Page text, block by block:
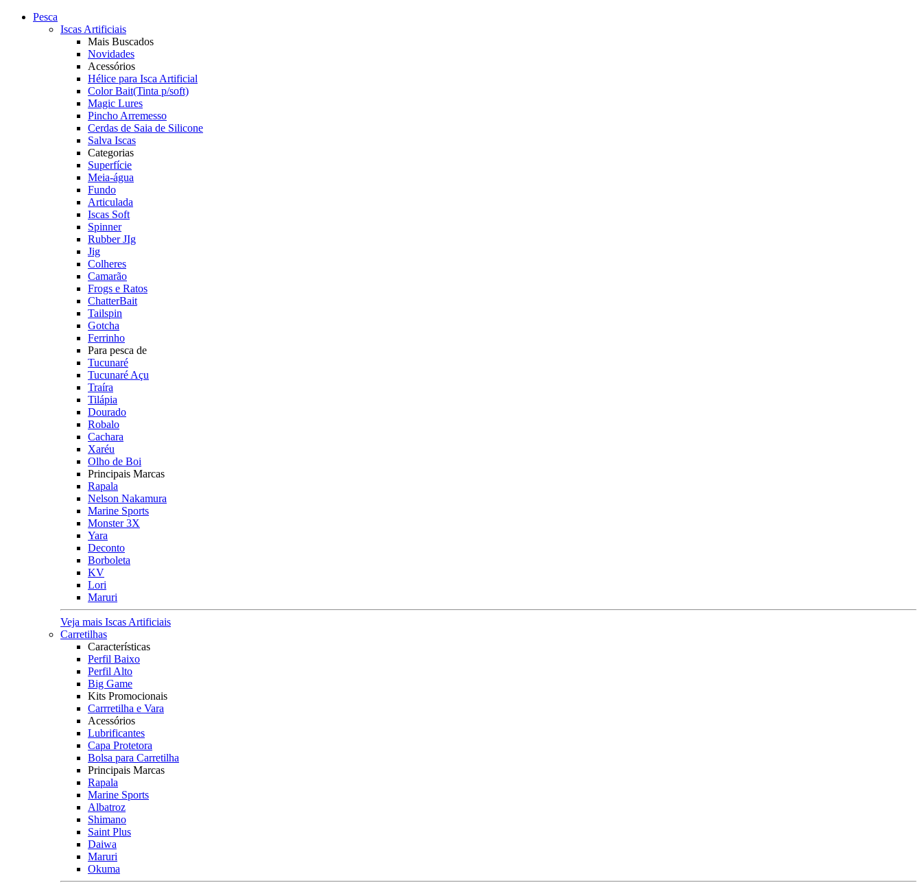
Pesca
Iscas Artificiais
Mais Buscados
Novidades
Acessórios
Hélice para Isca Artificial
Color Bait(Tinta p/soft)
Magic Lures
Pincho Arremesso
Cerdas de Saia de Silicone
Salva Iscas
Categorias
Superfície
Meia-água
Fundo
Articulada
Iscas Soft
Spinner
Rubber JIg
Jig
Colheres
Camarão
Frogs e Ratos
ChatterBait
Tailspin
Gotcha
Ferrinho
Para pesca de
Tucunaré
Tucunaré Açu
Traíra
Tilápia
Dourado
Robalo
Cachara
Xaréu
Olho de Boi
Principais Marcas
Rapala
Nelson Nakamura
Marine Sports
Monster 3X
Yara
Deconto
Borboleta
KV
Lori
Maruri
Veja mais Iscas Artificiais
Carretilhas
Características
Perfil Baixo
Perfil Alto
Big Game
Kits Promocionais
Carrretilha e Vara
Acessórios
Lubrificantes
Capa Protetora
Bolsa para Carretilha
Principais Marcas
Rapala
Marine Sports
Albatroz
Shimano
Saint Plus
Daiwa
Maruri
Okuma